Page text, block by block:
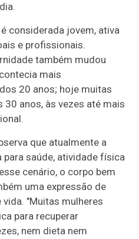
considerada jovem, ativa
e profissionais.
também mudou
mais
20 anos; hoje muitas
30 anos, às vezes até mais
que atualmente a
saúde, atividade física
cenário, o corpo bem
uma expressão de
"Muitas mulheres
para recuperar
nem dieta nem